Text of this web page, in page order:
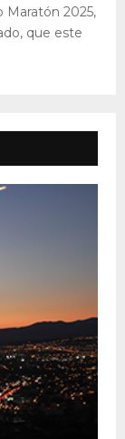
Maratón 2025,
que este